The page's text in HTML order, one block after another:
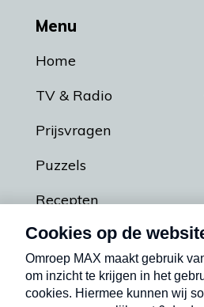
Menu
Home
TV & Radio
Prijsvragen
Puzzels
Recepten
Podcasts